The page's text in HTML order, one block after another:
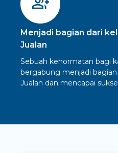
Menjadi bagian dari
Jualan
Sebuah kehormatan bagi
bergabung menjadi
Jualan dan mencapai